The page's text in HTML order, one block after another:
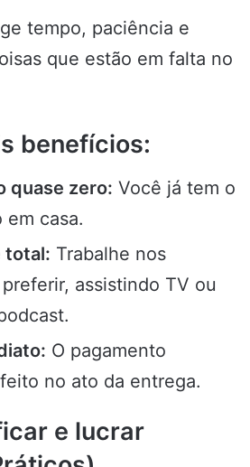
tempo, paciência e
que estão em falta no
benefícios:
quase zero: Você já tem o
em casa.
total: Trabalhe nos
assistindo TV ou
O pagamento
no ato da entrega.
e lucrar